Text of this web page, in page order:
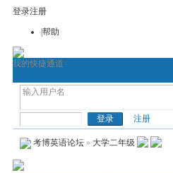
登录注册
|帮助
我的快捷通道
首页
注册
考博英语论坛» 大学二年级